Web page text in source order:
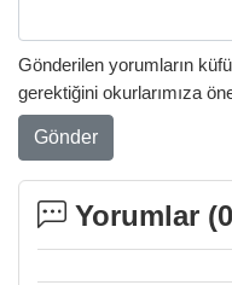
Gönderilen yorumların
gerektiğini okurlarımıza
Gönder
Yorumlar (0